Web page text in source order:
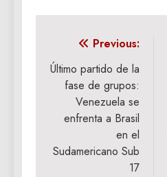
Navegación
de
entradas
Previous:
Último partido de la
fase de grupos:
Venezuela se
enfrenta a Brasil
en el
Sudamericano Sub
17